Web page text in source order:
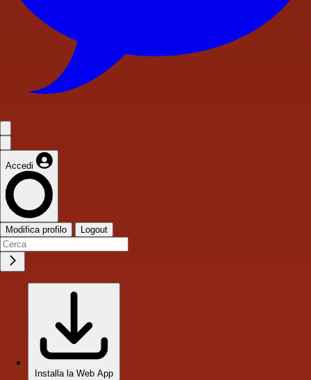
Accedi
Modifica profilo Logout
Installa la Web App